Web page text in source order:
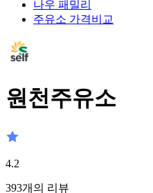
나우 패밀리
주유소 가격비교
원천주유소
4.2
393개의 리뷰